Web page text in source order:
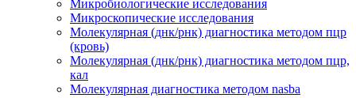
Микробиологические исследования
Микроскопические исследования
Молекулярная (днк/рнк) диагностика методом пцр
(кровь)
Молекулярная (днк/рнк) диагностика методом пцр,
кал
Молекулярная диагностика методом nasba